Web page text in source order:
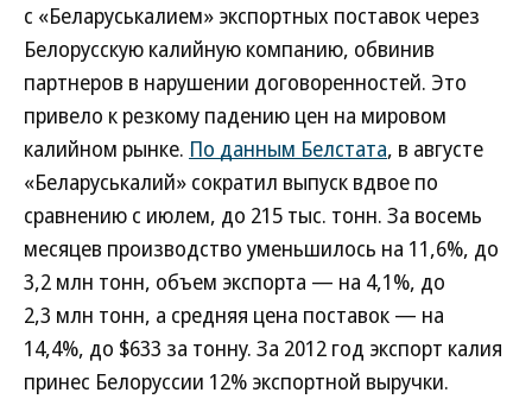
с «Беларуськалием» экспортных поставок через
Белорусскую калийную компанию, обвинив
партнеров в нарушении договоренностей. Это
привело к резкому падению цен на мировом
калийном рынке. По данным Белстата, в августе
«Беларуськалий» сократил выпуск вдвое по
сравнению с июлем, до 215 тыс. тонн. За восемь
месяцев производство уменьшилось на 11,6%, до
3,2 млн тонн, объем экспорта — на 4,1%, до
2,3 млн тонн, а средняя цена поставок — на
14,4%, до $633 за тонну. За 2012 год экспорт калия
принес Белоруссии 12% экспортной выручки.